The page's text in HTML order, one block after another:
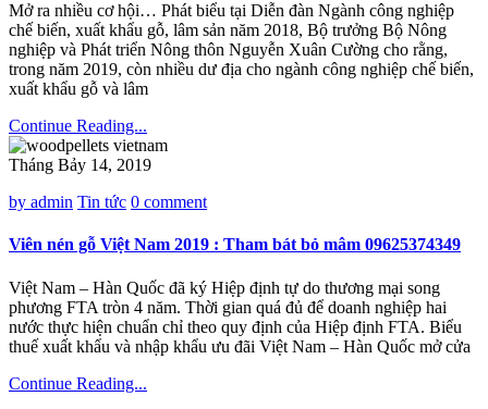
Mở ra nhiều cơ hội… Phát biểu tại Diễn đàn Ngành công nghiệp
chế biến, xuất khẩu gỗ, lâm sản năm 2018, Bộ trưởng Bộ Nông
nghiệp và Phát triển Nông thôn Nguyễn Xuân Cường cho rằng,
trong năm 2019, còn nhiều dư địa cho ngành công nghiệp chế biến,
xuất khẩu gỗ và lâm
Continue Reading...
Tháng Bảy 14, 2019
by admin Tin tức 0 comment
Viên nén gỗ Việt Nam 2019 : Tham bát bỏ mâm 09625374349
Việt Nam – Hàn Quốc đã ký Hiệp định tự do thương mại song
phương FTA tròn 4 năm. Thời gian quá đủ để doanh nghiệp hai
nước thực hiện chuẩn chỉ theo quy định của Hiệp định FTA. Biểu
thuế xuất khẩu và nhập khẩu ưu đãi Việt Nam – Hàn Quốc mở cửa
Continue Reading...